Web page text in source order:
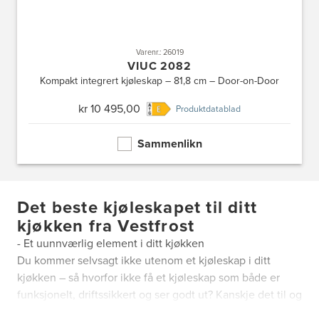
Varenr.: 26019
VIUC 2082
Kompakt integrert kjøleskap – 81,8 cm – Door-on-Door
kr 10 495,00 Produktdatablad
Sammenlikn
Det beste kjøleskapet til ditt
kjøkken fra Vestfrost
- Et uunnværlig element i ditt kjøkken
Du kommer selvsagt ikke utenom et kjøleskap i ditt
kjøkken – så hvorfor ikke få et kjøleskap som både er
funksjonelt, driftssikkert og ser godt ut? Kanskje det til og